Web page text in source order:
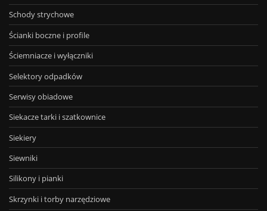
Schody strychowe
Ścianki boczne i profile
Ściemniacze i wyłączniki
Selektory odpadków
Serwisy obiadowe
Siekacze tarki i szatkownice
Siekiery
Siewniki
Silikony i pianki
Skrzynki i torby narzędziowe